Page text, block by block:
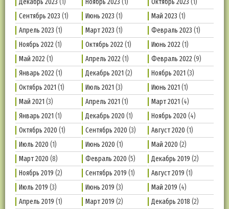
Декабрь 2023 (1) Ноябрь 2023 (1) Октябрь 2023 (1)
Сентябрь 2023 (1) Июнь 2023 (1) Май 2023 (1)
Апрель 2023 (1) Март 2023 (1) Февраль 2023 (1)
Ноябрь 2022(1) Октябрь 2022(1) Июнь 2022(1)
Май 2022(1) Апрель 2022(1) Февраль 2022(9)
Январь 2022(1) Декабрь 2021 (2) Ноябрь 2021 (3)
Октябрь 2021 (1) Июль 2021 (3) Июнь 2021 (1)
Май 2021 (3) Апрель 2021 (1) Март 2021 (4)
Январь 2021 (1) Декабрь 2020 (1) Ноябрь 2020 (4)
Октябрь 2020 (1) Сентябрь 2020 (3) Август 2020 (1)
Июль 2020 (1) Июнь 2020 (1) Май 2020 (2)
Март 2020 (8) Февраль 2020 (5) Декабрь 2019 (2)
Ноябрь 2019 (2) Сентябрь 2019 (1) Август 2019 (1)
Июль 2019 (3) Июнь 2019 (3) Май 2019 (4)
Апрель 2019 (1) Март 2019 (2) Декабрь 2018 (2)